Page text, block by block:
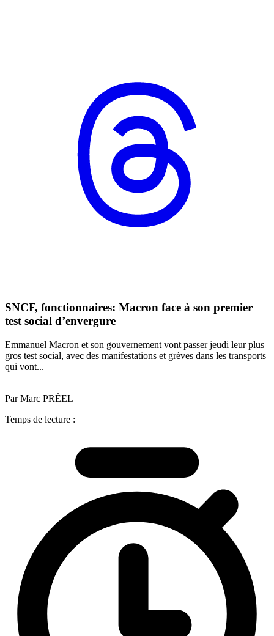
SNCF, fonctionnaires: Macron face à son premier
test social d’envergure
Emmanuel Macron et son gouvernement vont passer jeudi leur plus
gros test social, avec des manifestations et grèves dans les transports
qui vont...
Par Marc PRÉEL
Temps de lecture :